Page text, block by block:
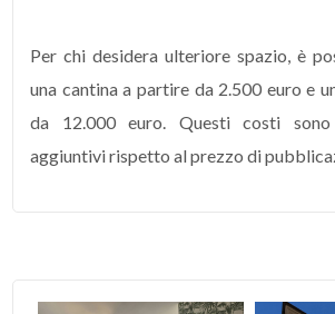
Per chi desidera ulteriore spazio, è
una cantina a partire da 2.500 euro e
da 12.000 euro. Questi costi sono
aggiuntivi rispetto al prezzo di
5+